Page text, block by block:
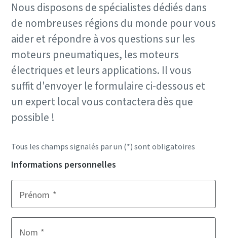
Nous disposons de spécialistes dédiés dans
de nombreuses régions du monde pour vous
aider et répondre à vos questions sur les
moteurs pneumatiques, les moteurs
électriques et leurs applications. Il vous
suffit d'envoyer le formulaire ci-dessous et
un expert local vous contactera dès que
possible !
Tous les champs signalés par un (*) sont obligatoires
Informations personnelles
Prénom
Nom